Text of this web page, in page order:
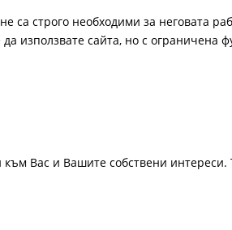
са строго необходими за неговата
използвате сайта, но с ограничена
Вас и Вашите собствени